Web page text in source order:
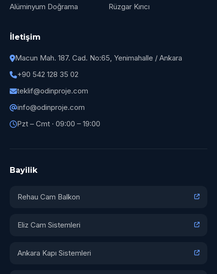
Alüminyum Doğrama
Rüzgar Kırıcı
İletişim
Macun Mah. 187. Cad. No:65, Yenimahalle / Ankara
+90 542 128 35 02
teklif@odinproje.com
info@odinproje.com
Pzt – Cmt · 09:00 – 19:00
Bayilik
Rehau Cam Balkon
Eliz Cam Sistemleri
Ankara Kapı Sistemleri